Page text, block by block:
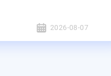
2026-08-07